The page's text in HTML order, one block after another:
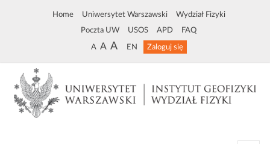
Home Uniwersytet Warszawski Wydział Fizyki
Poczta UW USOS APD FAQ
A A A EN Zaloguj się